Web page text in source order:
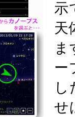
示
天
ま
ー
し
せ